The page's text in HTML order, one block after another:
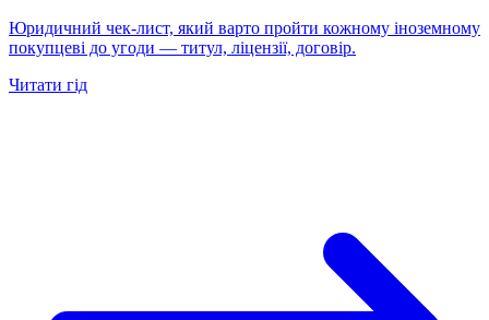
Юридичний чек-лист, який варто пройти кожному іноземному
покупцеві до угоди — титул, ліцензії, договір.
Читати гід